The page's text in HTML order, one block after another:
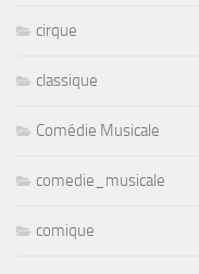
cirque
classique
Comédie Musicale
comedie_musicale
comique